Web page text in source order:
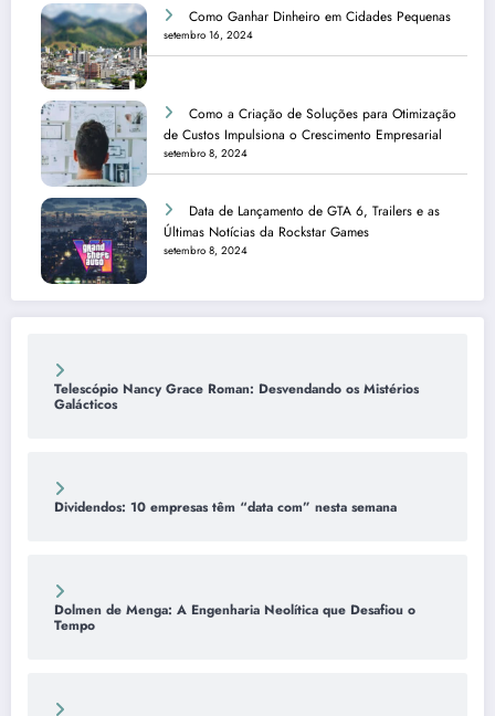
Como Ganhar Dinheiro em Cidades Pequenas
setembro 16, 2024
Como a Criação de Soluções para Otimização
de Custos Impulsiona o Crescimento Empresarial
setembro 8, 2024
Data de Lançamento de GTA 6, Trailers e as
Últimas Notícias da Rockstar Games
setembro 8, 2024
Telescópio Nancy Grace Roman: Desvendando os Mistérios
Galácticos
Dividendos: 10 empresas têm “data com” nesta semana
Dolmen de Menga: A Engenharia Neolítica que Desafiou o
Tempo